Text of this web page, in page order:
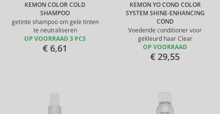
KEMON COLOR COLD
SHAMPOO
getinte shampoo om gele tinten
te neutraliseren
OP VOORRAAD 3 PCS
€ 6,61
KEMON YO COND COLOR
SYSTEM SHINE-ENHANCING
COND
Voedende conditioner voor
gekleurd haar Clear
OP VOORRAAD
€ 29,55